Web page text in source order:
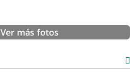
Ver más fotos